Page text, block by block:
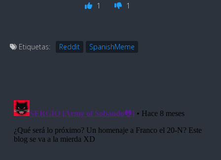
1 1
Etiquetas: Reddit SpanishMeme